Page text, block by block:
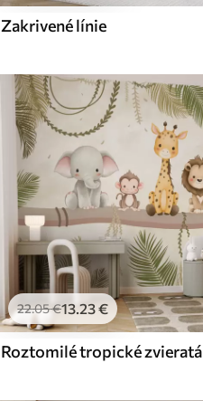
Zakrivené línie
22.05€13 .23€
Roztomilé tropické zvieratá